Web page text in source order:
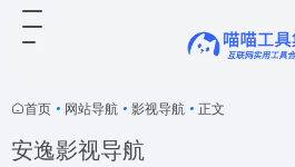
首页 • 网站导航 • 影视导航 • 正文
安逸影视导航